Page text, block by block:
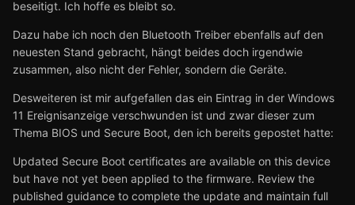
beseitigt. Ich hoffe es bleibt so.
Dazu habe ich noch den Bluetooth Treiber ebenfalls auf den
neuesten Stand gebracht, hängt beides doch irgendwie
zusammen, also nicht der Fehler, sondern die Geräte.
Desweiteren ist mir aufgefallen das ein Eintrag in der Windows
11 Ereignisanzeige verschwunden ist und zwar dieser zum
Thema BIOS und Secure Boot, den ich bereits gepostet hatte:
Updated Secure Boot certificates are available on this device
but have not yet been applied to the firmware. Review the
published guidance to complete the update and maintain full